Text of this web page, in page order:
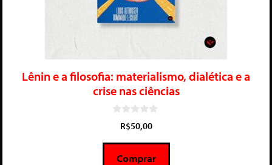
Lênin e a filosofia: materialismo, dialética e a
crise nas ciências
5
R$50,00
Comprar